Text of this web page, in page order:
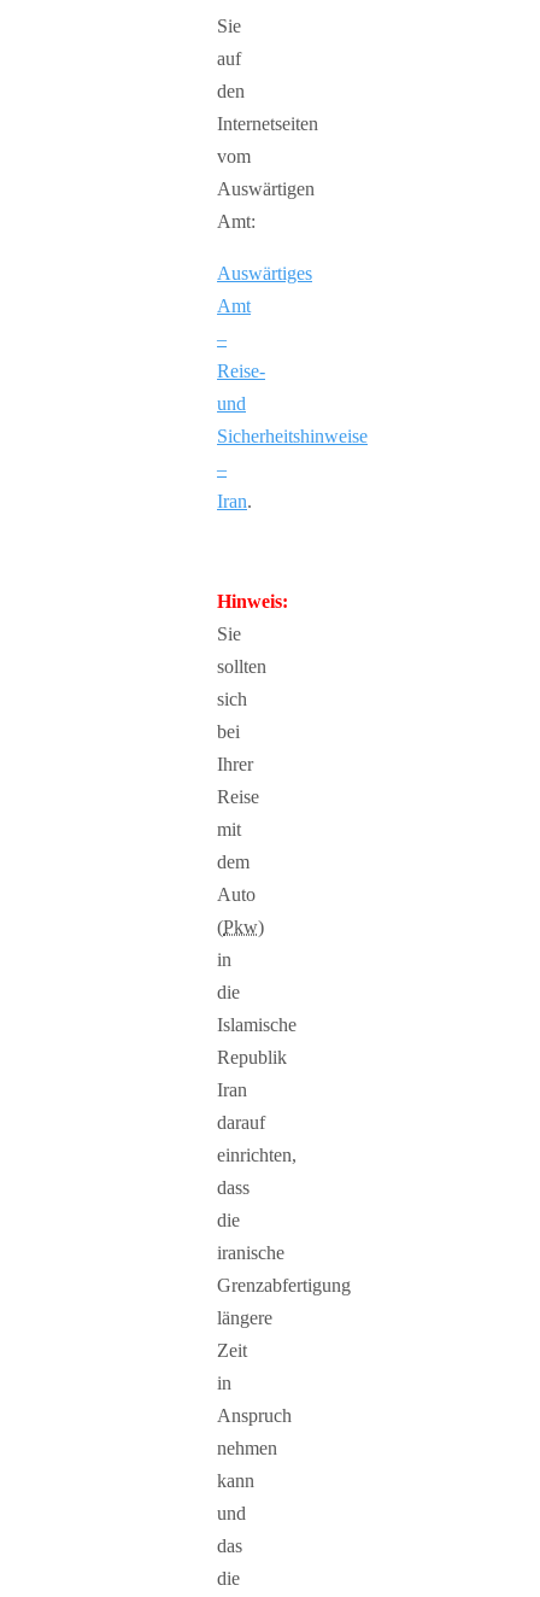
Sie
auf
den
Internetseiten
vom
Auswärtigen
Amt:
Auswärtiges
Amt
–
Reise-
und
Sicherheitshinweise
–
Iran.
Hinweis:
Sie
sollten
sich
bei
Ihrer
Reise
mit
dem
Auto
(Pkw)
in
die
Islamische
Republik
Iran
darauf
einrichten,
dass
die
iranische
Grenzabfertigung
längere
Zeit
in
Anspruch
nehmen
kann
und
das
die